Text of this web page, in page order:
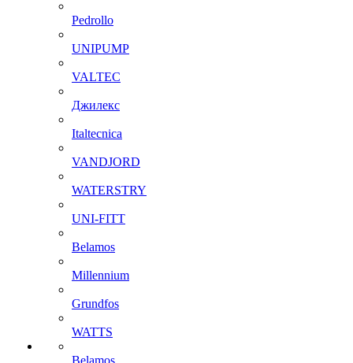
Pedrollo
UNIPUMP
VALTEC
Джилекс
Italtecnica
VANDJORD
WATERSTRY
UNI-FITT
Belamos
Millennium
Grundfos
WATTS
Belamos